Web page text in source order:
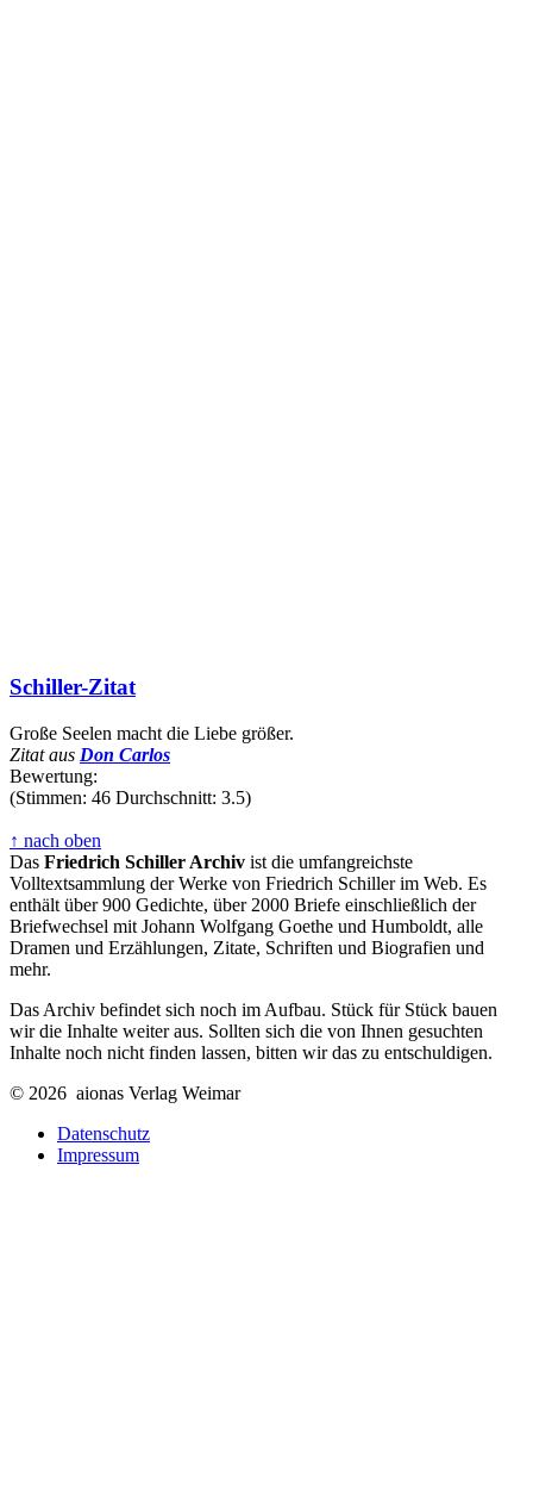
Schiller-Zitat
Große Seelen macht die Liebe größer.
Zitat aus Don Carlos
Bewertung:
(Stimmen: 46 Durchschnitt: 3.5)
↑ nach oben
Das Friedrich Schiller Archiv ist die umfangreichste
Volltextsammlung der Werke von Friedrich Schiller im Web. Es
enthält über 900 Gedichte, über 2000 Briefe einschließlich der
Briefwechsel mit Johann Wolfgang Goethe und Humboldt, alle
Dramen und Erzählungen, Zitate, Schriften und Biografien und
mehr.
Das Archiv befindet sich noch im Aufbau. Stück für Stück bauen
wir die Inhalte weiter aus. Sollten sich die von Ihnen gesuchten
Inhalte noch nicht finden lassen, bitten wir das zu entschuldigen.
© 2026 aionas Verlag Weimar
Datenschutz
Impressum